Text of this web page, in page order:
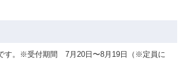
す。※受付期間 7月20日〜8月19日（※定員に